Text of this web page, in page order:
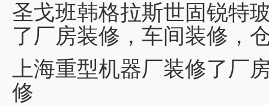
圣戈班韩格拉斯世固锐特
了厂房装修，车间装修，
上海重型机器厂装修了厂
修